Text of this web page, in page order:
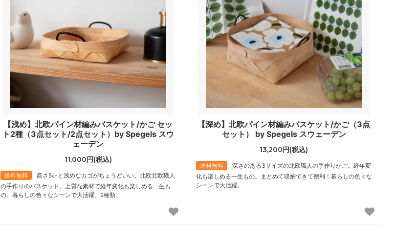
【浅め】北欧パイン材編みバスケット/かご セッ
ト2種（3点セット/2点セット）by Spegels スウ
ェーデン
11,000円(税込)
送料無料
高さ5㎝と浅めなカゴがちょうどいい。北欧北欧職人
の手作りのバスケット。上質な素材で経年変化も楽しめる一生も
の。暮らしの色々なシーンで大活躍。2種類。
【深め】北欧パイン材編みバスケット/かご（3点
セット） by Spegels スウェーデン
13,200円(税込)
送料無料
深さのある3サイズの北欧職人の手作りかご。経年変
化も楽しめる一生もの。まとめて収納できて便利！暮らしの色々な
シーンで大活躍。